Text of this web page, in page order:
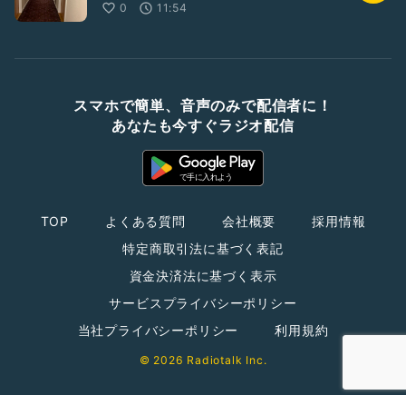
0
11:54
スマホで簡単、音声のみで配信者に！
あなたも今すぐラジオ配信
TOP よくある質問 会社概要
採用情報
特定商取引法に基づく表記
資金決済法に基づく表示
サービスプライバシーポリシー
当社プライバシーポリシー
利用規約
© 2026 Radiotalk Inc.